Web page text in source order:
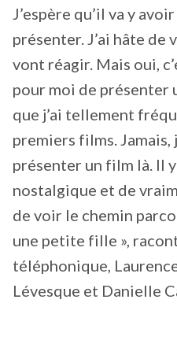
J’espère qu’il va y
présenter. J’ai hâte de
vont réagir. Mais oui,
pour moi de présenter
que j’ai tellement
premiers films. Jamais,
présenter un film là. Il
nostalgique et de
de voir le chemin
une petite fille »,
téléphonique,
Lévesque et Danielle